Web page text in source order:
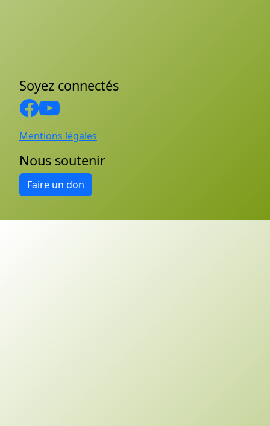
Soyez connectés
Mentions légales
Nous soutenir
Faire un don